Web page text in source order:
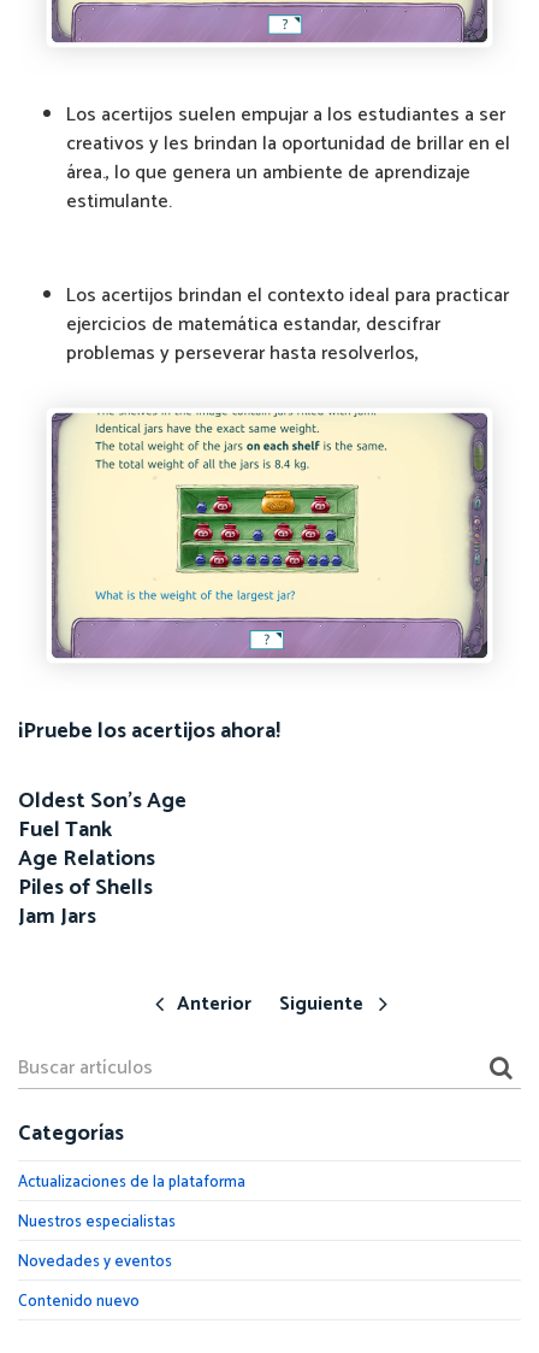
Los acertijos suelen empujar a los estudiantes a ser
creativos y les brindan la oportunidad de brillar en el
área., lo que genera un ambiente de aprendizaje
estimulante.
Los acertijos brindan el contexto ideal para practicar
ejercicios de matemática estandar, descifrar
problemas y perseverar hasta resolverlos,
¡Pruebe los acertijos ahora!
Oldest Son's Age
Fuel Tank
Age Relations
Piles of Shells
Jam Jars
Anterior Siguiente
Categorías
Actualizaciones de la plataforma
Nuestros especialistas
Novedades y eventos
Contenido nuevo